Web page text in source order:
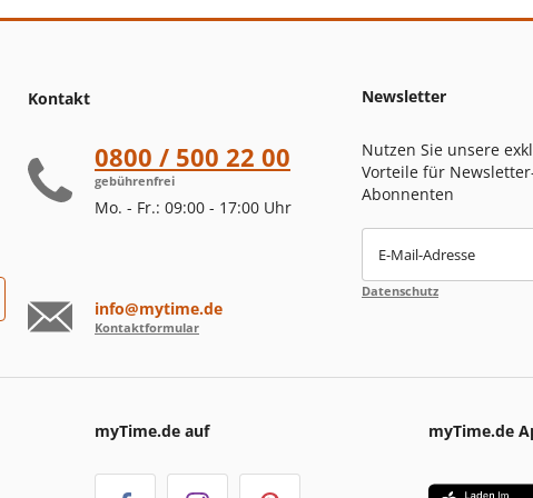
Kontakt
0800 / 500 22 00
gebührenfrei
Mo. - Fr.: 09:00 - 17:00 Uhr
info@mytime.de
Kontaktformular
Newsletter
Nutzen Sie unsere
Vorteile für
Abonnenten
E-Mail-Adresse
Datenschutz
myTime.de auf myTime.de